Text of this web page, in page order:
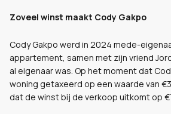
Zoveel winst maakt Cody Gakpo
Cody Gakpo werd in 2024 mede-
appartement, samen met zijn vriend
al eigenaar was. Op het moment dat
woning getaxeerd op een waarde van
dat de winst bij de verkoop uitkomt op